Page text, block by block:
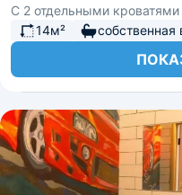
С 2 отдельными кроватями
14м²
собственная